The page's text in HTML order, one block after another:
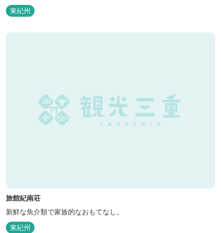
東紀州
旅館紀南荘
新鮮な魚介類で家族的なおもてなし。
東紀州